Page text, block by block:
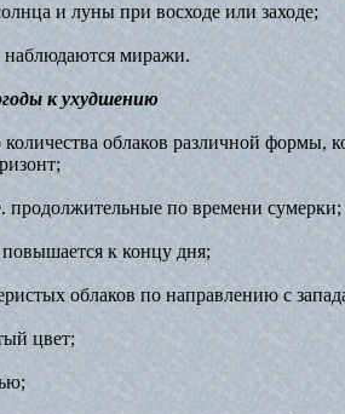
и луны при восходе или заходе;
наблюдаются миражи.
к ухудшению
облаков различной формы,
продолжительные по времени сумерки;
к концу дня;
облаков по направлению с
цвет;